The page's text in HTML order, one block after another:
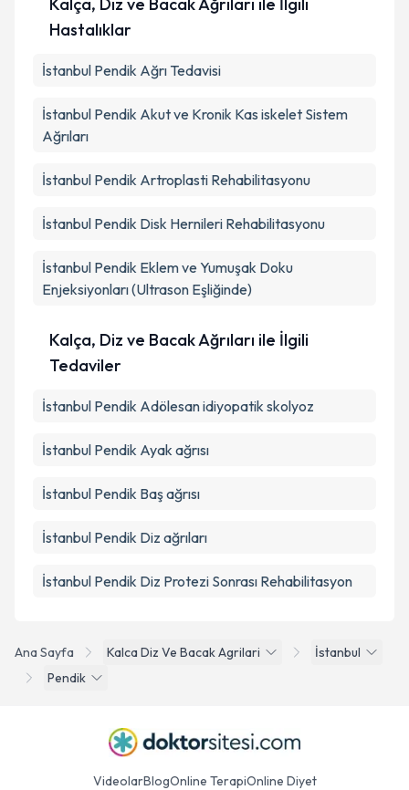
Ana Sayfa Kalca Diz Ve Bacak Agrilari
İstanbul
Pendik
Hastalıklar
İstanbul Pendik Ağrı Tedavisi
İstanbul Pendik Akut ve Kronik Kas iskelet Sistem
Ağrıları
İstanbul Pendik Artroplasti Rehabilitasyonu
İstanbul Pendik Disk Hernileri Rehabilitasyonu
İstanbul Pendik Eklem ve Yumuşak Doku
Enjeksiyonları (Ultrason Eşliğinde)
Kalça, Diz ve Bacak Ağrıları ile İlgili
Tedaviler
İstanbul Pendik Adölesan idiyopatik skolyoz
İstanbul Pendik Ayak ağrısı
İstanbul Pendik Baş ağrısı
İstanbul Pendik Diz ağrıları
İstanbul Pendik Diz Protezi Sonrası Rehabilitasyon
VideolarBlogOnline TerapiOnline Diyet